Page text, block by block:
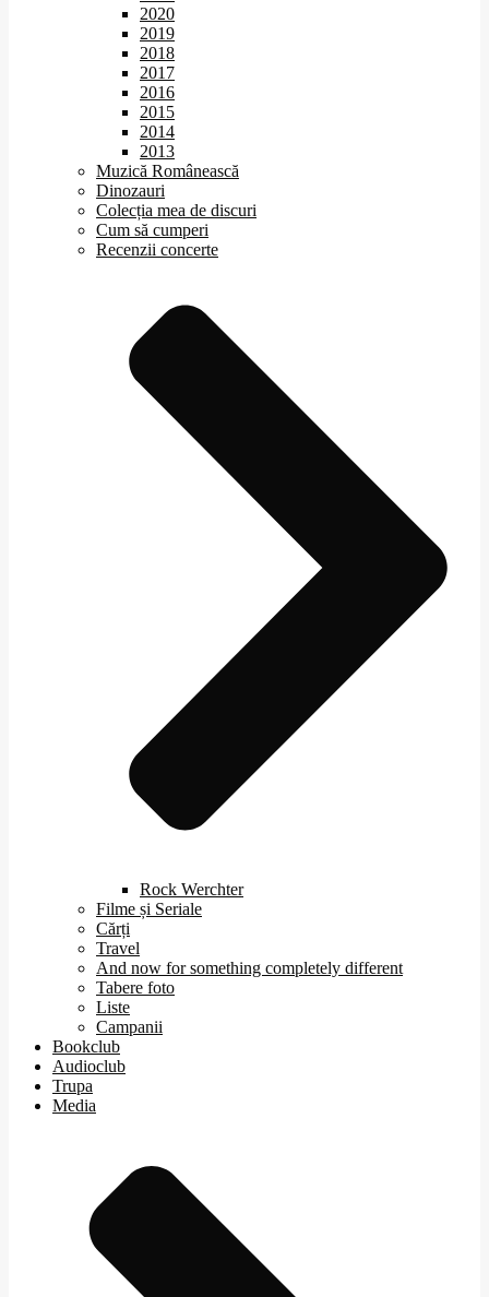
2020
2019
2018
2017
2016
2015
2014
2013
Muzică Românească
Dinozauri
Colecția mea de discuri
Cum să cumperi
Recenzii concerte
Rock Werchter
Filme și Seriale
Cărți
Travel
And now for something completely different
Tabere foto
Liste
Campanii
Bookclub
Audioclub
Trupa
Media